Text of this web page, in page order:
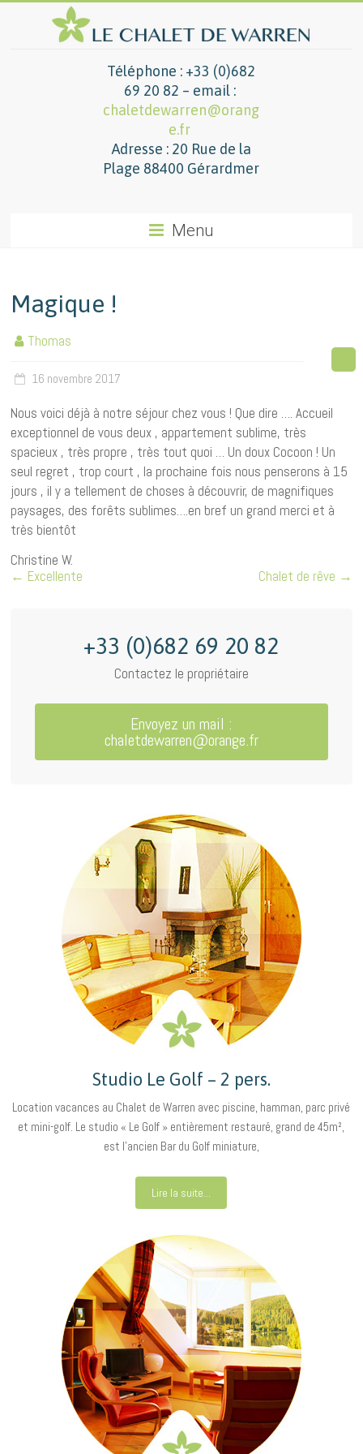
Téléphone : +33 (0)682
69 20 82 – email :
chaletdewarren@orang
e.fr
Adresse : 20 Rue de la
Plage 88400 Gérardmer
Menu
Magique !
Thomas
16 novembre 2017
Nous voici déjà à notre séjour chez vous ! Que dire …. Accueil
exceptionnel de vous deux , appartement sublime, très
spacieux , très propre , très tout quoi … Un doux Cocoon ! Un
seul regret , trop court , la prochaine fois nous penserons à 15
jours , il y a tellement de choses à découvrir, de magnifiques
paysages, des forêts sublimes….en bref un grand merci et à
très bientôt
Christine W.
← Excellente Chalet de rêve →
+33 (0)682 69 20 82
Contactez le propriétaire
Envoyez un mail :
chaletdewarren@orange.fr
Studio Le Golf – 2 pers.
Location vacances au Chalet de Warren avec piscine, hamman, parc privé
et mini-golf. Le studio « Le Golf » entièrement restauré, grand de 45m²,
est l’ancien Bar du Golf miniature,
Lire la suite...